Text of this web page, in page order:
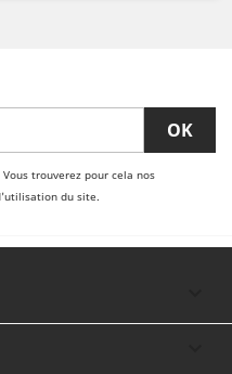
trouverez pour cela nos
du site.